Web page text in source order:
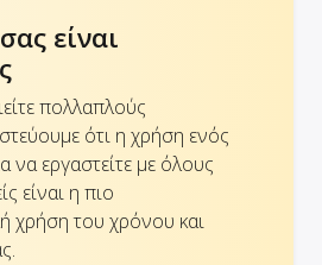
είναι
πολλαπλούς
ότι η χρήση ενός
να εργαστείτε με όλους
είναι η πιο
χρήση του χρόνου και